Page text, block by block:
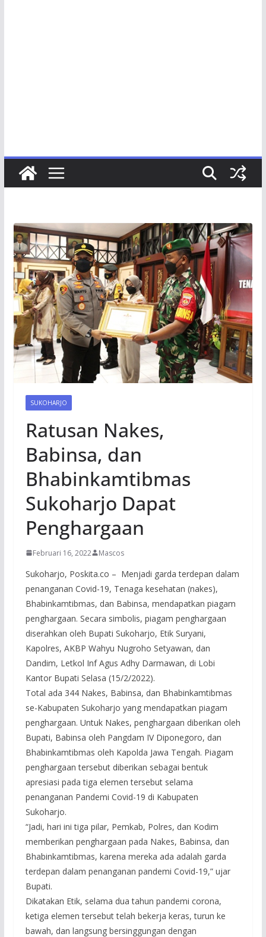
SUKOHARJO
Ratusan Nakes,
Babinsa, dan
Bhabinkamtibmas
Sukoharjo Dapat
Penghargaan
Februari 16, 2022 Mascos
Sukoharjo, Poskita.co – Menjadi garda terdepan dalam
penanganan Covid-19, Tenaga kesehatan (nakes),
Bhabinkamtibmas, dan Babinsa, mendapatkan piagam
penghargaan. Secara simbolis, piagam penghargaan
diserahkan oleh Bupati Sukoharjo, Etik Suryani,
Kapolres, AKBP Wahyu Nugroho Setyawan, dan
Dandim, Letkol Inf Agus Adhy Darmawan, di Lobi
Kantor Bupati Selasa (15/2/2022).
Total ada 344 Nakes, Babinsa, dan Bhabinkamtibmas
se-Kabupaten Sukoharjo yang mendapatkan piagam
penghargaan. Untuk Nakes, penghargaan diberikan oleh
Bupati, Babinsa oleh Pangdam IV Diponegoro, dan
Bhabinkamtibmas oleh Kapolda Jawa Tengah. Piagam
penghargaan tersebut diberikan sebagai bentuk
apresiasi pada tiga elemen tersebut selama
penanganan Pandemi Covid-19 di Kabupaten
Sukoharjo.
“Jadi, hari ini tiga pilar, Pemkab, Polres, dan Kodim
memberikan penghargaan pada Nakes, Babinsa, dan
Bhabinkamtibmas, karena mereka ada adalah garda
terdepan dalam penanganan pandemi Covid-19,” ujar
Bupati.
Dikatakan Etik, selama dua tahun pandemi corona,
ketiga elemen tersebut telah bekerja keras, turun ke
bawah, dan langsung bersinggungan dengan